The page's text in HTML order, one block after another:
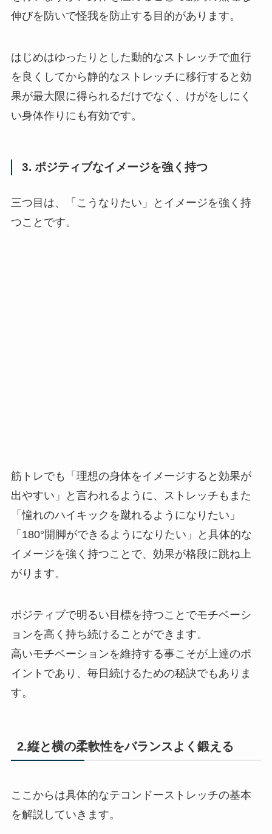
伸びを防いで怪我を防止する目的があります。
はじめはゆったりとした動的なストレッチで血行
を良くしてから静的なストレッチに移行すると効
果が最大限に得られるだけでなく、けがをしにく
い身体作りにも有効です。
3. ポジティブなイメージを強く持つ
三つ目は、「こうなりたい」とイメージを強く持
つことです。
筋トレでも「理想の身体をイメージすると効果が
出やすい」と言われるように、ストレッチもまた
「憧れのハイキックを蹴れるようになりたい」
「180°開脚ができるようになりたい」と具体的な
イメージを強く持つことで、効果が格段に跳ね上
がります。
ポジティブで明るい目標を持つことでモチベーシ
ョンを高く持ち続けることができます。
高いモチベーションを維持する事こそが上達のポ
イントであり、毎日続けるための秘訣でもありま
す。
2.縦と横の柔軟性をバランスよく鍛える
ここからは具体的なテコンドーストレッチの基本
を解説していきます。